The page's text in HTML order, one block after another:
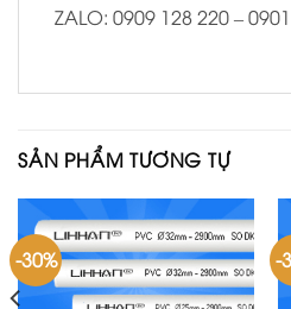
ZALO: 0909 128 220 –
SẢN PHẨM TƯƠNG TỰ
-30% -